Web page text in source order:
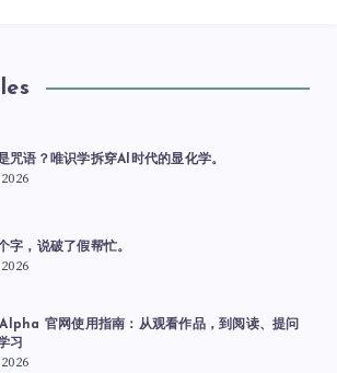
咒语？唯识学拆穿AI时代的显化学。
字，说破了假帮忙。
官网使用指南：从观看作品，到阅读、提问
习